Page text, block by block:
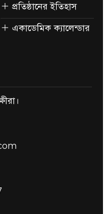
প্রতিষ্ঠানের ইতিহাস
একাডেমিক ক্যালেন্ডার